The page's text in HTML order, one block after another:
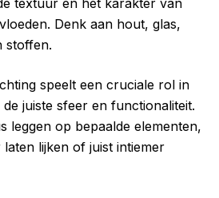
Denk aan hout, glas,
stoffen.
speelt een cruciale rol in
juiste sfeer en functionaliteit.
leggen op bepaalde elementen,
lijken of juist intiemer